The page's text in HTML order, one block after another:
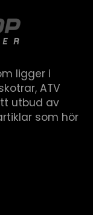
ligger i
ATV
utbud av
som hör